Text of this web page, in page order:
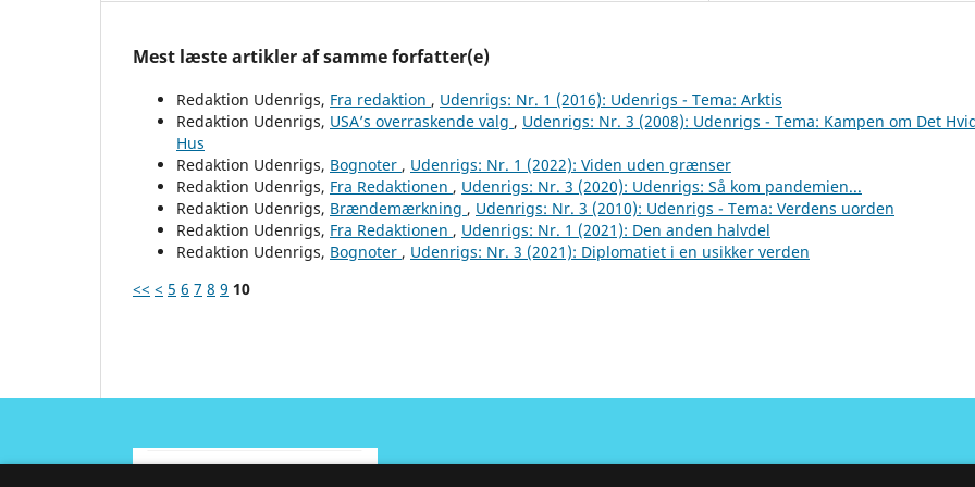
Mest læste artikler af samme forfatter(e)
Redaktion Udenrigs, Fra redaktion , Udenrigs: Nr. 1 (2016): Udenrigs - Tema: Arktis
Redaktion Udenrigs, USA’s overraskende valg , Udenrigs: Nr. 3 (2008): Udenrigs - Tema: Kampen om Det
Hus
Redaktion Udenrigs, Bognoter , Udenrigs: Nr. 1 (2022): Viden uden grænser
Redaktion Udenrigs, Fra Redaktionen , Udenrigs: Nr. 3 (2020): Udenrigs: Så kom pandemien...
Redaktion Udenrigs, Brændemærkning , Udenrigs: Nr. 3 (2010): Udenrigs - Tema: Verdens uorden
Redaktion Udenrigs, Fra Redaktionen , Udenrigs: Nr. 1 (2021): Den anden halvdel
Redaktion Udenrigs, Bognoter , Udenrigs: Nr. 3 (2021): Diplomatiet i en usikker verden
<< < 5 6 7 8 9 10